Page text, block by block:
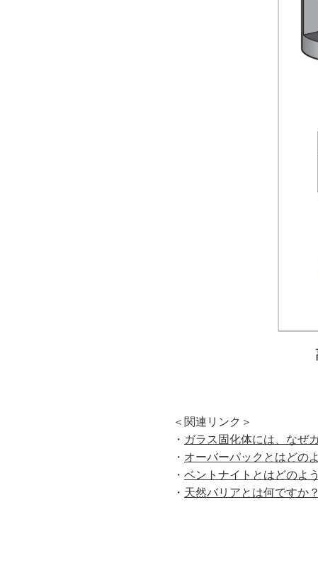
＜関連リンク＞
・ ガラス固化体には、なぜ
・ オーバーパックとはどの
・ ベントナイトとはどのよ
・ 天然バリアとは何ですか？